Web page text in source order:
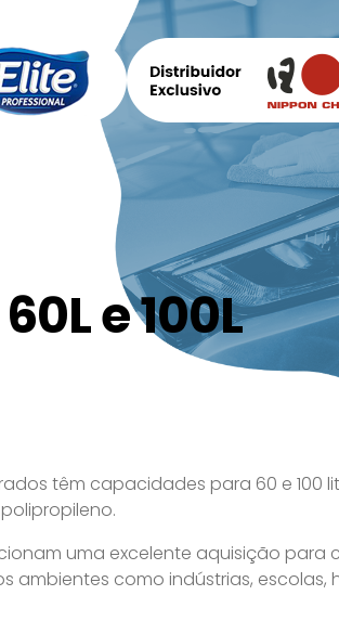
e 100L
têm capacidades para 60 e 100
uma excelente aquisição para
ambientes como indústrias, escolas,